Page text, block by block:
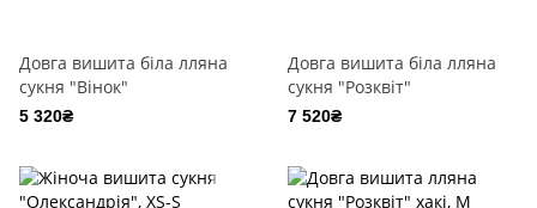
Довга вишита біла лляна
сукня "Вінок"
5 320₴
Довга вишита біла лляна
сукня "Розквіт"
7 520₴